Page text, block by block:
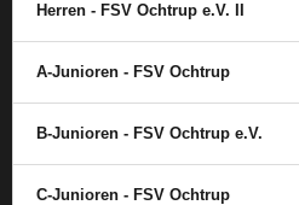
Herren - FSV Ochtrup e.V. II
A-Junioren - FSV Ochtrup
B-Junioren - FSV Ochtrup e.V.
C-Junioren - FSV Ochtrup